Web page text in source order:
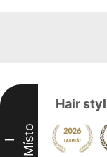
I Místo
Hair